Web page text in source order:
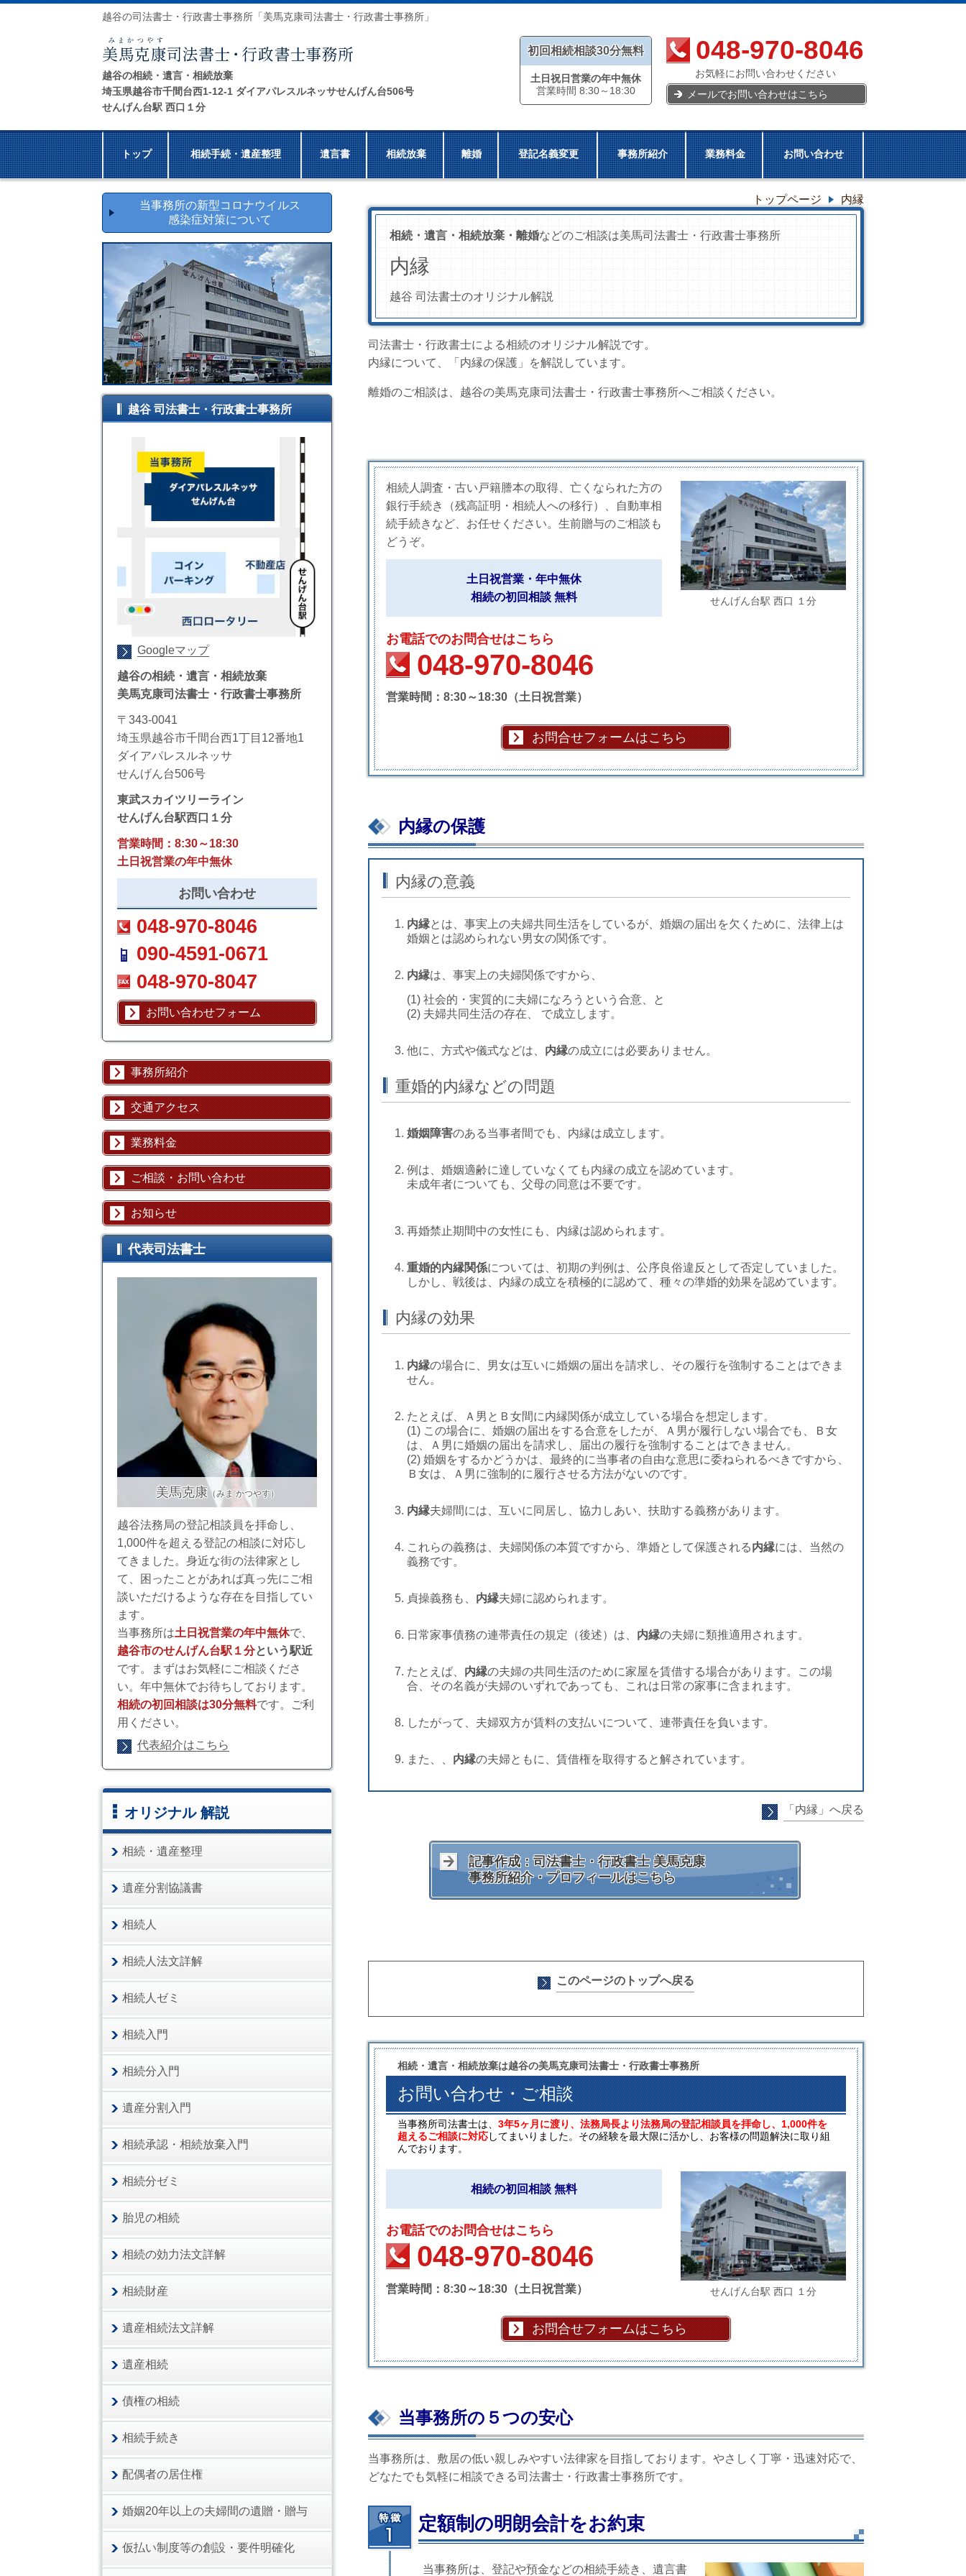
越谷の司法書士・行政書士事務所「美馬克康司法書士・行政書士事務所」
越谷の相続・遺言・相続放棄
埼玉県越谷市千間台西1-12-1 ダイアパレスルネッサせんげん台506号
せんげん台駅 西口１分
初回相続相談30分無料
土日祝日営業の年中無休
営業時間 8:30～18:30
048-970-8046
お気軽にお問い合わせください
メールでお問い合わせはこちら
トップ 相続手続・遺産整理 遺言書 相続放棄 離婚 登記名義変更 事務所紹介 業務料金 お問い合わせ
トップページ 内縁
相続・遺言・相続放棄・離婚などのご相談は美馬司法書士・行政書士事務所
内縁
越谷 司法書士のオリジナル解説
司法書士・行政書士による相続のオリジナル解説です。
内縁について、「内縁の保護」を解説しています。
離婚のご相談は、越谷の美馬克康司法書士・行政書士事務所へご相談ください。
せんげん台駅 西口 １分
相続人調査・古い戸籍謄本の取得、亡くなられた方の
銀行手続き（残高証明・相続人への移行）、自動車相
続手続きなど、お任せください。生前贈与のご相談も
どうぞ。
土日祝営業・年中無休
相続の初回相談 無料
お電話でのお問合せはこちら
048-970-8046
営業時間：8:30～18:30（土日祝営業）
お問合せフォームはこちら
内縁の保護
内縁の意義
内縁とは、事実上の夫婦共同生活をしているが、婚姻の届出を欠くために、法律上は
婚姻とは認められない男女の関係です。
内縁は、事実上の夫婦関係ですから、
(1) 社会的・実質的に夫婦になろうという合意、と
(2) 夫婦共同生活の存在、 で成立します。
他に、方式や儀式などは、 内縁の成立には必要ありません。
重婚的内縁などの問題
婚姻障害のある当事者間でも、内縁は成立します。
例は、婚姻適齢に達していなくても内縁の成立を認めています。
未成年者についても、父母の同意は不要です。
再婚禁止期間中の女性にも、内縁は認められます。
重婚的内縁関係については、初期の判例は、公序良俗違反として否定していました。
しかし、戦後は、内縁の成立を積極的に認めて、種々の準婚的効果を認めています。
内縁の効果
内縁の場合に、男女は互いに婚姻の届出を請求し、その履行を強制することはできま
せん。
たとえば、Ａ男とＢ女間に内縁関係が成立している場合を想定します。
(1) この場合に、婚姻の届出をする合意をしたが、Ａ男が履行しない場合でも、Ｂ女
は、Ａ男に婚姻の届出を請求し、届出の履行を強制することはできません。
(2) 婚姻をするかどうかは、最終的に当事者の自由な意思に委ねられるべきですから、
Ｂ女は、Ａ男に強制的に履行させる方法がないのです。
内縁夫婦間には、互いに同居し、協力しあい、扶助する義務があります。
これらの義務は、夫婦関係の本質ですから、準婚として保護される内縁には、当然の
義務です。
貞操義務も、 内縁夫婦に認められます。
日常家事債務の連帯責任の規定（後述）は、 内縁の夫婦に類推適用されます。
たとえば、 内縁の夫婦の共同生活のために家屋を賃借する場合があります。この場
合、その名義が夫婦のいずれであっても、これは日常の家事に含まれます。
したがって、夫婦双方が賃料の支払いについて、連帯責任を負います。
また、、 内縁の夫婦ともに、賃借権を取得すると解されています。
「内縁」へ戻る
記事作成：司法書士・行政書士 美馬克康
事務所紹介・プロフィールはこちら
このページのトップへ戻る
相続・遺言・相続放棄は越谷の美馬克康司法書士・行政書士事務所
お問い合わせ・ご相談
当事務所司法書士は、 3年5ヶ月に渡り、法務局長より法務局の登記相談員を拝命し、1,000件を
超えるご相談に対応してまいりました。その経験を最大限に活かし、お客様の問題解決に取り組
んでおります。
せんげん台駅 西口 １分
相続の初回相談 無料
お電話でのお問合せはこちら
048-970-8046
営業時間：8:30～18:30（土日祝営業）
お問合せフォームはこちら
当事務所の５つの安心
当事務所は、敷居の低い親しみやすい法律家を目指しております。やさしく丁寧・迅速対応で、
どなたでも気軽に相談できる司法書士・行政書士事務所です。
定額制の明朗会計をお約束
当事務所は、登記や預金などの相続手続き、遺言書
当事務所の新型コロナウイルス
感染症対策について
越谷 司法書士・行政書士事務所
Googleマップ
越谷の相続・遺言・相続放棄
美馬克康司法書士・行政書士事務所
〒343-0041
埼玉県越谷市千間台西1丁目12番地1
ダイアパレスルネッサ
せんげん台506号
東武スカイツリーライン
せんげん台駅西口１分
営業時間：8:30～18:30
土日祝営業の年中無休
お問い合わせ
048-970-8046
090-4591-0671
048-970-8047
お問い合わせフォーム
事務所紹介
交通アクセス
業務料金
ご相談・お問い合わせ
お知らせ
代表司法書士
美馬克康（みま かつやす）
越谷法務局の登記相談員を拝命し、
1,000件を超える登記の相談に対応し
てきました。身近な街の法律家とし
て、困ったことがあれば真っ先にご相
談いただけるような存在を目指してい
ます。
当事務所は土日祝営業の年中無休で、
越谷市のせんげん台駅１分という駅近
です。まずはお気軽にご相談くださ
い。年中無休でお待ちしております。
相続の初回相談は30分無料です。ご利
用ください。
代表紹介はこちら
オリジナル 解説
相続・遺産整理
遺産分割協議書
相続人
相続人法文詳解
相続人ゼミ
相続入門
相続分入門
遺産分割入門
相続承認・相続放棄入門
相続分ゼミ
胎児の相続
相続の効力法文詳解
相続財産
遺産相続法文詳解
遺産相続
債権の相続
相続手続き
配偶者の居住権
婚姻20年以上の夫婦間の遺贈・贈与
仮払い制度等の創設・要件明確化